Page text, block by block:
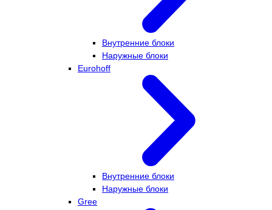
Внутренние блоки
Наружные блоки
Eurohoff
Внутренние блоки
Наружные блоки
Gree